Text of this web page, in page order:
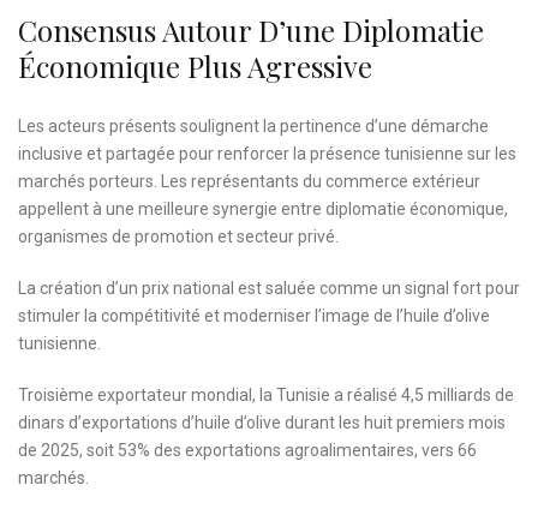
Consensus Autour D’une Diplomatie
Économique Plus Agressive
Les acteurs présents soulignent la pertinence d’une démarche
inclusive et partagée pour renforcer la présence tunisienne sur les
marchés porteurs. Les représentants du commerce extérieur
appellent à une meilleure synergie entre diplomatie économique,
organismes de promotion et secteur privé.
La création d’un prix national est saluée comme un signal fort pour
stimuler la compétitivité et moderniser l’image de l’huile d’olive
tunisienne.
Troisième exportateur mondial, la Tunisie a réalisé 4,5 milliards de
dinars d’exportations d’huile d’olive durant les huit premiers mois
de 2025, soit 53% des exportations agroalimentaires, vers 66
marchés.